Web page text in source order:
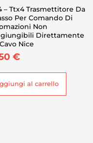
– Ttx4 Trasmettitore Da
Per Comando Di
Non
Direttamente
Nice
€
al carrello